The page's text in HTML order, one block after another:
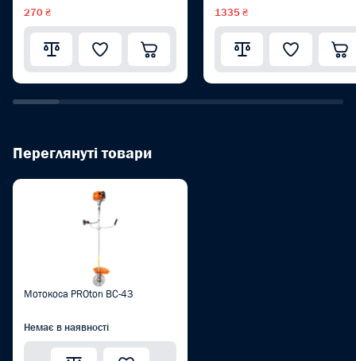
270 ₴ 1335 ₴
Переглянуті товари
Мотокоса PROton BC-43
Немає в наявності